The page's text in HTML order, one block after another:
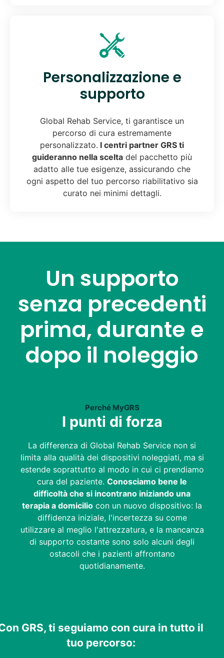
Personalizzazione e
supporto
Global Rehab Service, ti garantisce un
percorso di cura estremamente
personalizzato. I centri partner GRS ti
guideranno nella scelta del pacchetto più
adatto alle tue esigenze, assicurando che
ogni aspetto del tuo percorso riabilitativo sia
curato nei minimi dettagli.
Un supporto
senza precedenti
prima, durante e
dopo il noleggio
Perché MyGRS
I punti di forza
La differenza di Global Rehab Service non si
limita alla qualità dei dispositivi noleggiati, ma si
estende soprattutto al modo in cui ci prendiamo
cura del paziente. Conosciamo bene le
difficoltà che si incontrano iniziando una
terapia a domicilio con un nuovo dispositivo: la
diffidenza iniziale, l'incertezza su come
utilizzare al meglio l'attrezzatura, e la mancanza
di supporto costante sono solo alcuni degli
ostacoli che i pazienti affrontano
quotidianamente.
GRS, ti seguiamo con cura in tutto il
tuo percorso: